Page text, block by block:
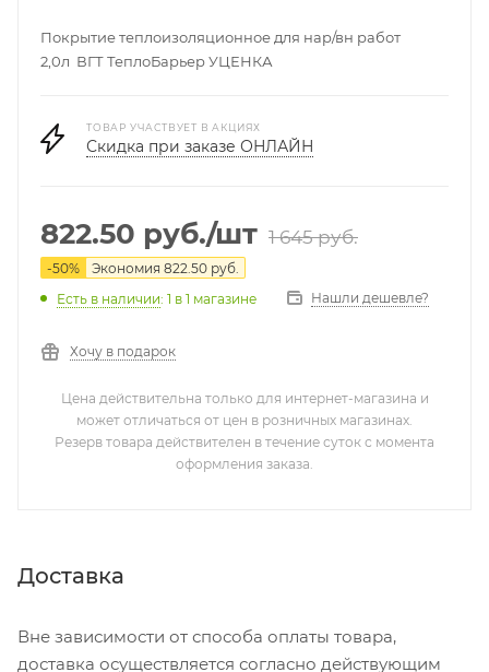
Покрытие теплоизоляционное для нар/вн работ
2,0л ВГТ ТеплоБарьер УЦЕНКА
ТОВАР УЧАСТВУЕТ В АКЦИЯХ
Скидка при заказе ОНЛАЙН
822.50 руб./шт 1 645руб.
-50% Экономия 822.50 руб.
Есть в наличии: 1 в 1 магазине Нашли дешевле?
Хочу в подарок
Цена действительна только для интернет-магазина и
может отличаться от цен в розничных магазинах.
Резерв товара действителен в течение суток с момента
оформления заказа.
Доставка
Вне зависимости от способа оплаты товара,
доставка осуществляется согласно действующим